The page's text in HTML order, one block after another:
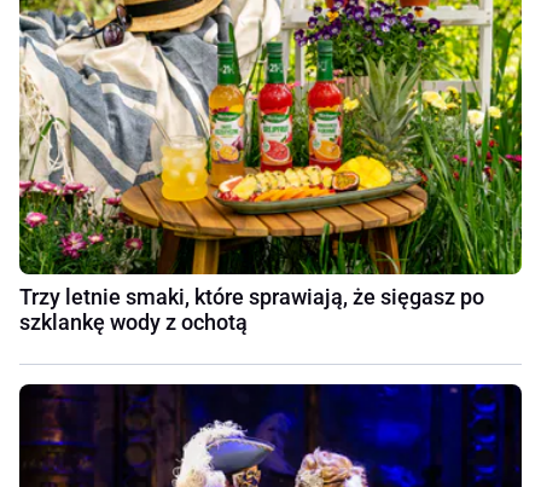
Trzy letnie smaki, które sprawiają, że sięgasz po
szklankę wody z ochotą